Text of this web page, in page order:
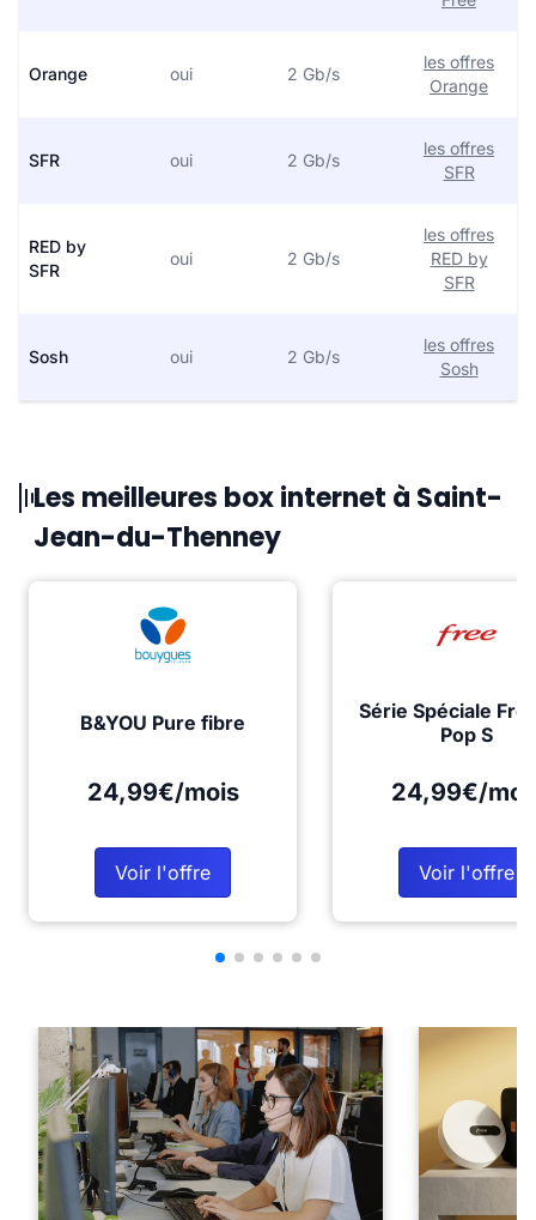
Orange oui 2 Gb/s
les offres
Orange
SFR oui 2 Gb/s
les offres
SFR
RED by
SFR
oui 2 Gb/s
les offres
RED by
SFR
Sosh oui 2 Gb/s
les offres
Sosh
Les meilleures box internet à Saint-
Jean-du-Thenney
B&YOU Pure fibre
24,99€/mois
Voir l'offre
Série Spéciale
Pop S
24,99€/
Voir l'offre